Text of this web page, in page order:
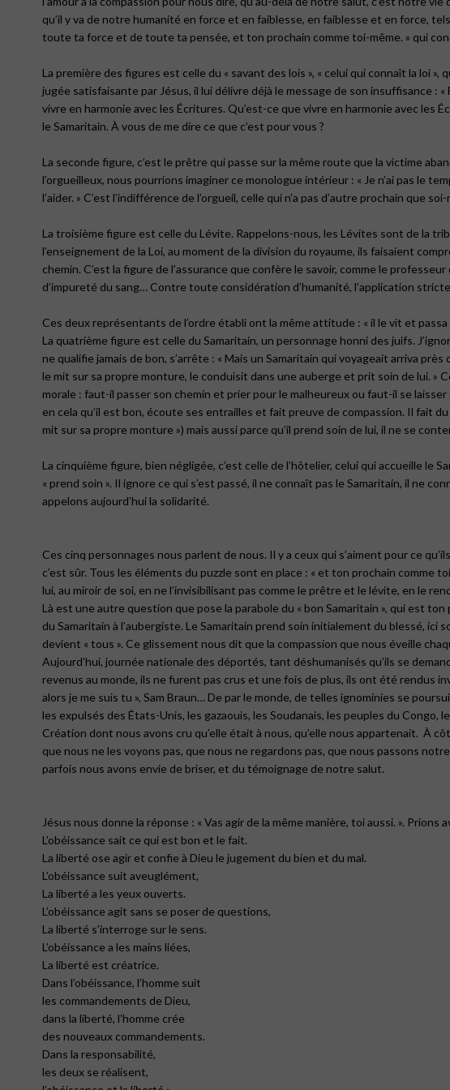
qu’il y va de notre humanité en force et en faiblesse, en faiblesse et en force,
toute ta force et de toute ta pensée, et ton prochain comme toi-même. » qui
La première des figures est celle du « savant des lois », « celui qui connaît la loi
jugée satisfaisante par Jésus, il lui délivre déjà le message de son insuffisance :
vivre en harmonie avec les Écritures. Qu’est-ce que vivre en harmonie avec les
le Samaritain. À vous de me dire ce que c’est pour vous ?
La seconde figure, c’est le prêtre qui passe sur la même route que la victime
l’orgueilleux, nous pourrions imaginer ce monologue intérieur : « Je n’ai pas le
l’aider. » C’est l’indifférence de l’orgueil, celle qui n’a pas d’autre prochain que
La troisième figure est celle du Lévite. Rappelons-nous, les Lévites sont de la
l’enseignement de la Loi, au moment de la division du royaume, ils faisaient
chemin. C’est la figure de l’assurance que confère le savoir, comme le
d’impureté du sang… Contre toute considération d’humanité, l’application
Ces deux représentants de l’ordre établi ont la même attitude : « il le vit et
La quatrième figure est celle du Samaritain, un personnage honni des juifs.
ne qualifie jamais de bon, s’arrête : « Mais un Samaritain qui voyageait arriva
le mit sur sa propre monture, le conduisit dans une auberge et prit soin de lui. »
morale : faut-il passer son chemin et prier pour le malheureux ou faut-il se
en cela qu’il est bon, écoute ses entrailles et fait preuve de compassion. Il fait
mit sur sa propre monture ») mais aussi parce qu’il prend soin de lui, il ne se
La cinquième figure, bien négligée, c’est celle de l’hôtelier, celui qui accueille le
« prend soin ». Il ignore ce qui s’est passé, il ne connaît pas le Samaritain, il ne
appelons aujourd’hui la solidarité.
Ces cinq personnages nous parlent de nous. Il y a ceux qui s’aiment pour ce
c’est sûr. Tous les éléments du puzzle sont en place : « et ton prochain comme
lui, au miroir de soi, en ne l’invisibilisant pas comme le prêtre et le lévite, en le
Là est une autre question que pose la parabole du « bon Samaritain », qui est
du Samaritain à l’aubergiste. Le Samaritain prend soin initialement du blessé,
devient « tous ». Ce glissement nous dit que la compassion que nous éveille
Aujourd’hui, journée nationale des déportés, tant déshumanisés qu’ils se
revenus au monde, ils ne furent pas crus et une fois de plus, ils ont été rendus
alors je me suis tu », Sam Braun… De par le monde, de telles ignominies se
les expulsés des États-Unis, les gazaouis, les Soudanais, les peuples du
Création dont nous avons cru qu’elle était à nous, qu’elle nous appartenait. À
que nous ne les voyons pas, que nous ne regardons pas, que nous passons
parfois nous avons envie de briser, et du témoignage de notre salut.
Jésus nous donne la réponse : « Vas agir de la même manière, toi aussi. ». Prions
L’obéissance sait ce qui est bon et le fait.
La liberté ose agir et confie à Dieu le jugement du bien et du mal.
L’obéissance suit aveuglément,
La liberté a les yeux ouverts.
L’obéissance agit sans se poser de questions,
La liberté s’interroge sur le sens.
L’obéissance a les mains liées,
La liberté est créatrice.
Dans l’obéissance, l’homme suit
les commandements de Dieu,
dans la liberté, l’homme crée
des nouveaux commandements.
Dans la responsabilité,
les deux se réalisent,